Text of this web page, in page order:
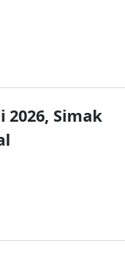
2026, Simak